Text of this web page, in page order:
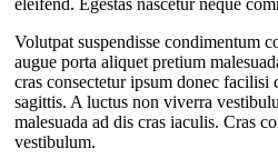
eleifend. Egestas nascetur neque
Volutpat suspendisse condimentum
augue porta aliquet pretium
cras consectetur ipsum donec facilisi
sagittis. A luctus non viverra
malesuada ad dis cras iaculis. Cras
vestibulum.